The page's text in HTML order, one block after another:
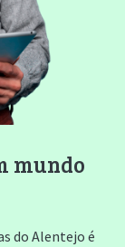
mundo
do Alentejo é